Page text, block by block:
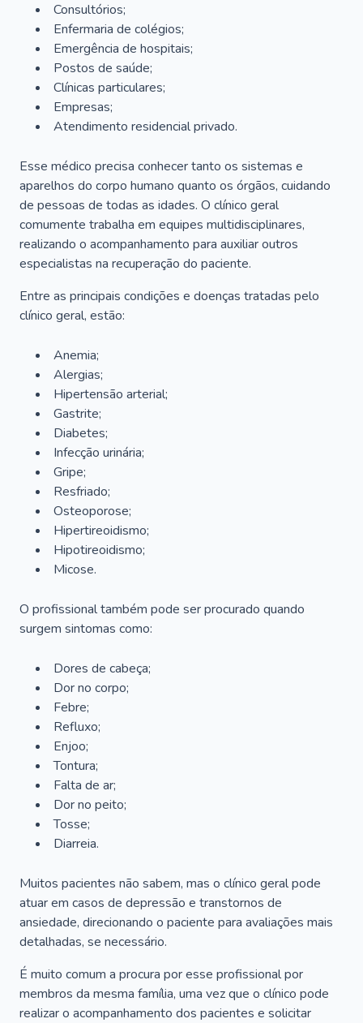
Consultórios;
Enfermaria de colégios;
Emergência de hospitais;
Postos de saúde;
Clínicas particulares;
Empresas;
Atendimento residencial privado.
Esse médico precisa conhecer tanto os sistemas e
aparelhos do corpo humano quanto os órgãos, cuidando
de pessoas de todas as idades. O clínico geral
comumente trabalha em equipes multidisciplinares,
realizando o acompanhamento para auxiliar outros
especialistas na recuperação do paciente.
Entre as principais condições e doenças tratadas pelo
clínico geral, estão:
Anemia;
Alergias;
Hipertensão arterial;
Gastrite;
Diabetes;
Infecção urinária;
Gripe;
Resfriado;
Osteoporose;
Hipertireoidismo;
Hipotireoidismo;
Micose.
O profissional também pode ser procurado quando
surgem sintomas como:
Dores de cabeça;
Dor no corpo;
Febre;
Refluxo;
Enjoo;
Tontura;
Falta de ar;
Dor no peito;
Tosse;
Diarreia.
Muitos pacientes não sabem, mas o clínico geral pode
atuar em casos de depressão e transtornos de
ansiedade, direcionando o paciente para avaliações mais
detalhadas, se necessário.
É muito comum a procura por esse profissional por
membros da mesma família, uma vez que o clínico pode
realizar o acompanhamento dos pacientes e solicitar